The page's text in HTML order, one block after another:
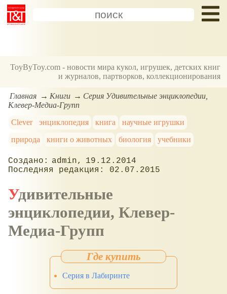
ToyByToy.com - новости мира кукол, игрушек, детских книг
и журналов, партворков, коллекционирования
Главная Книги
Серия Удивительные энциклопедии,
Клевер-Медиа-Групп
Clever
энциклопедия книга
научные игрушки
природа
книги о животных биология учебники
admin
19.12.2014
02.07.2015
Удивительные
энциклопедии, Клевер-
Медиа-Групп
Серия в Лабиринте